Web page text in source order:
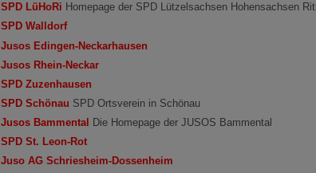
SPD LüHoRi Homepage der SPD Lützelsachsen Hohensachsen
SPD Walldorf
Jusos Edingen-Neckarhausen
Jusos Rhein-Neckar
SPD Zuzenhausen
SPD Schönau SPD Ortsverein in Schönau
Jusos Bammental
Die Homepage der JUSOS Bammental
SPD St. Leon-Rot
Juso AG Schriesheim-Dossenheim